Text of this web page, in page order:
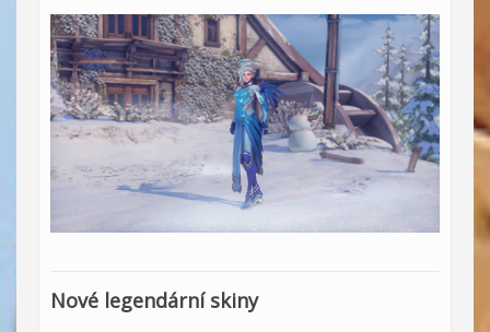
Nové legendární skiny